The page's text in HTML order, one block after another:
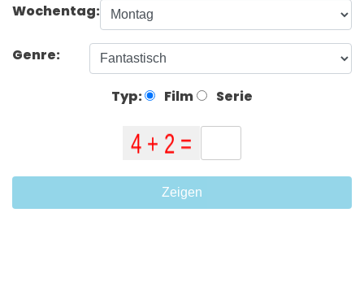
Wochentag:
Genre:
Typ: Film Serie
Zeigen